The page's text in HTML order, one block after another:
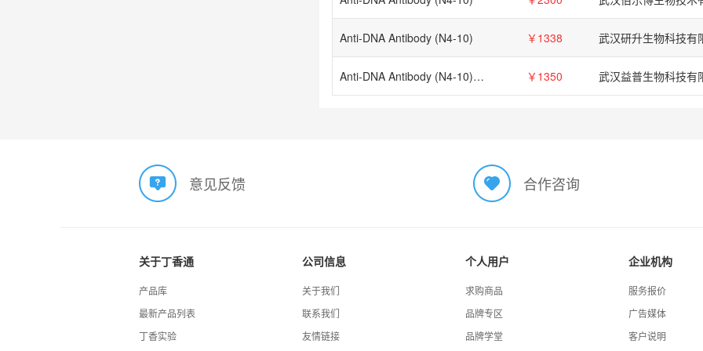
Anti-DNA Antibody (N4-10) ￥1338 武汉研升生物科技有
Anti-DNA Antibody (N4-10)（单克隆抗体） ￥1350 武汉益普生物科技有
意见反馈 合作咨询
关于丁香通
产品库
最新产品列表
丁香实验
公司信息
关于我们
联系我们
友情链接
个人用户
求购商品
品牌专区
品牌学堂
企业机构
服务报价
广告媒体
客户说明